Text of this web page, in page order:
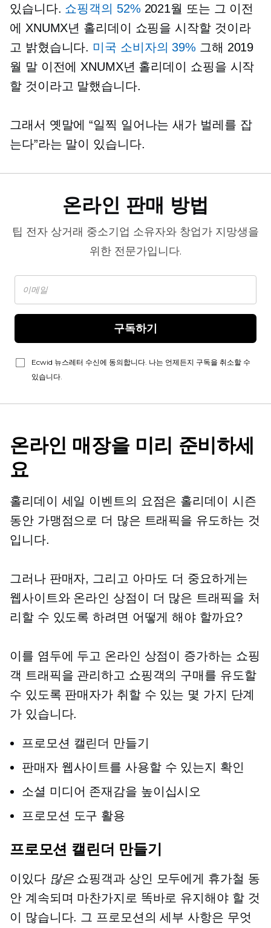
있습니다. 쇼핑객의 52% 2021월 또는 그 이전
에 XNUMX년 홀리데이 쇼핑을 시작할 것이라
고 밝혔습니다. 미국 소비자의 39% 그해 2019
월 말 이전에 XNUMX년 홀리데이 쇼핑을 시작
할 것이라고 말했습니다.
그래서 옛말에 “일찍 일어나는 새가 벌레를 잡
는다”라는 말이 있습니다.
온라인 판매 방법
팁 전자 상거래 중소기업 소유자와 창업가 지망생을
위한 전문가입니다.
구독하기
Ecwid 뉴스레터 수신에 동의합니다. 나는 언제든지 구독을 취소할 수
있습니다.
온라인 매장을 미리 준비하세
요
홀리데이 세일 이벤트의 요점은 홀리데이 시즌
동안 가맹점으로 더 많은 트래픽을 유도하는 것
입니다.
그러나 판매자, 그리고 아마도 더 중요하게는
웹사이트와 온라인 상점이 더 많은 트래픽을 처
리할 수 있도록 하려면 어떻게 해야 할까요?
이를 염두에 두고 온라인 상점이 증가하는 쇼핑
객 트래픽을 관리하고 쇼핑객의 구매를 유도할
수 있도록 판매자가 취할 수 있는 몇 가지 단계
가 있습니다.
프로모션 캘린더 만들기
판매자 웹사이트를 사용할 수 있는지 확인
소셜 미디어 존재감을 높이십시오
프로모션 도구 활용
프로모션 캘린더 만들기
이있다 많은쇼핑객과 상인 모두에게 휴가철 동
안 계속되며 마찬가지로 똑바로 유지해야 할 것
이 많습니다. 그 프로모션의 세부 사항은 무엇